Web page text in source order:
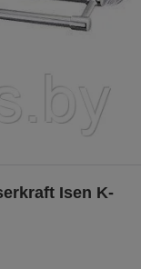
Isen K-